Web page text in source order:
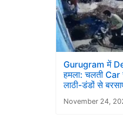
Gurugram में
हमला: चलती Car
लाठी-डंडों से
November 24,